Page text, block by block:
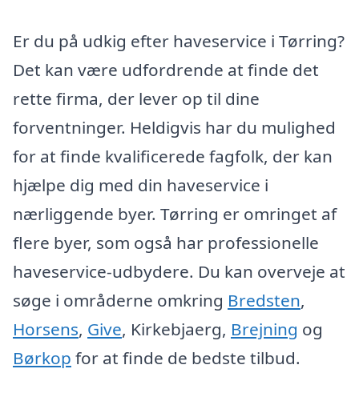
Er du på udkig efter haveservice i Tørring?
Det kan være udfordrende at finde det
rette firma, der lever op til dine
forventninger. Heldigvis har du mulighed
for at finde kvalificerede fagfolk, der kan
hjælpe dig med din haveservice i
nærliggende byer. Tørring er omringet af
flere byer, som også har professionelle
haveservice-udbydere. Du kan overveje at
søge i områderne omkring Bredsten,
Horsens, Give, Kirkebjaerg, Brejning og
Børkop for at finde de bedste tilbud.